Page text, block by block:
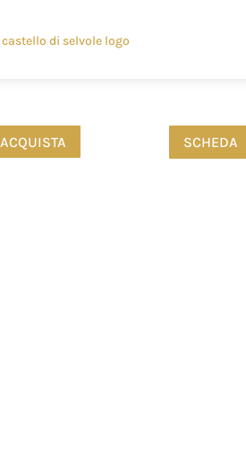
ACQUISTA SCHEDA